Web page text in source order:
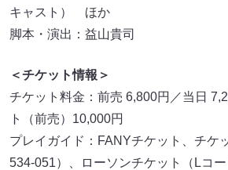
キャスト） ほか
脚本・演出：益山貴司
＜チケット情報＞
チケット料金：前売 6,800円／当日
ト（前売）10,000円
プレイガイド：FANYチケット、チケ
534-051）、ローソンチケット（Lコ